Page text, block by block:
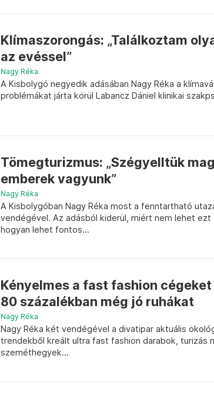
Klímaszorongás: „Találkoztam
az evéssel”
Nagy Réka
A Kisbolygó negyedik adásában Nagy Réka a
problémákat járta körül Labancz Dániel klinikai
Tömegturizmus: „Szégyelltük
emberek vagyunk”
Nagy Réka
A Kisbolygóban Nagy Réka most a fenntartható
vendégével. Az adásból kiderül, miért nem lehet
hogyan lehet fontos...
Kényelmes a fast fashion
80 százalékban még jó ruhákat
Nagy Réka
Nagy Réka két vendégével a divatipar aktuális
trendekből kreált ultra fast fashion darabok, turizás
szeméthegyek...